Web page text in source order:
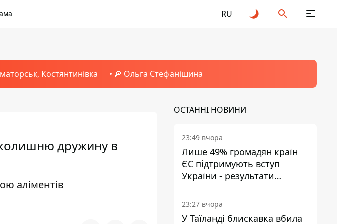
RU
Костянтинівка 🔎 Ольга Стефанішина
колишню дружину в
аліментів
ОСТАННІ НОВИНИ
23:49 вчора
Лише 49% громадян країн
ЄС підтримують вступ
України - результати
опитування
23:27 вчора
У Таїланді блискавка вбила